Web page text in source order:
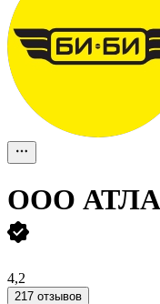
ООО
4,2
217 отзывов